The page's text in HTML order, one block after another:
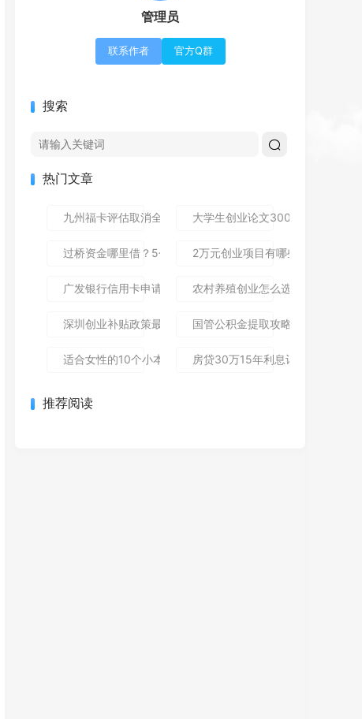
管理员
联系作者 官方Q群
搜索
热门文章
九州福卡评估取消全攻略：避免自动扣费守护理财资金
大学生创业论文3000字写作指南
过桥资金哪里借？5个靠谱渠道及风险避坑指南
2万元创业项目有哪些？10个小本
广发银行信用卡申请攻略：用消费返现和积分理财省出第一
农村养殖创业怎么选？这5个低成
深圳创业补贴政策最新解读：这些福利别错过！
国管公积金提取攻略：手把手教你
适合女性的10个小本创业项目 低成本高回报轻松当老板
房贷30万15年利息计算与理财规
推荐阅读